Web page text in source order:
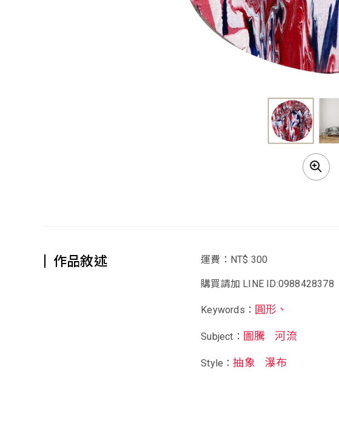
作品敘述 運費：NT$ 300
購買請加 LINE ID:0988428378
Keywords： 圓形、
Subject： 圖騰 河流
Style：抽象 瀑布